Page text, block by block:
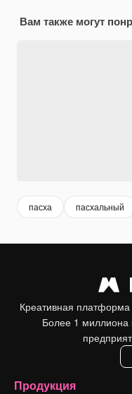
Вам также могут
пасха пасхальный
Креативная
Более 1 миллиона
Продукция